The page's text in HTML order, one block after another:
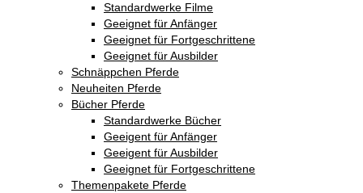
Standardwerke Filme
Geeignet für Anfänger
Geeignet für Fortgeschrittene
Geeignet für Ausbilder
Schnäppchen Pferde
Neuheiten Pferde
Bücher Pferde
Standardwerke Bücher
Geeigent für Anfänger
Geeigent für Ausbilder
Geeignet für Fortgeschrittene
Themenpakete Pferde